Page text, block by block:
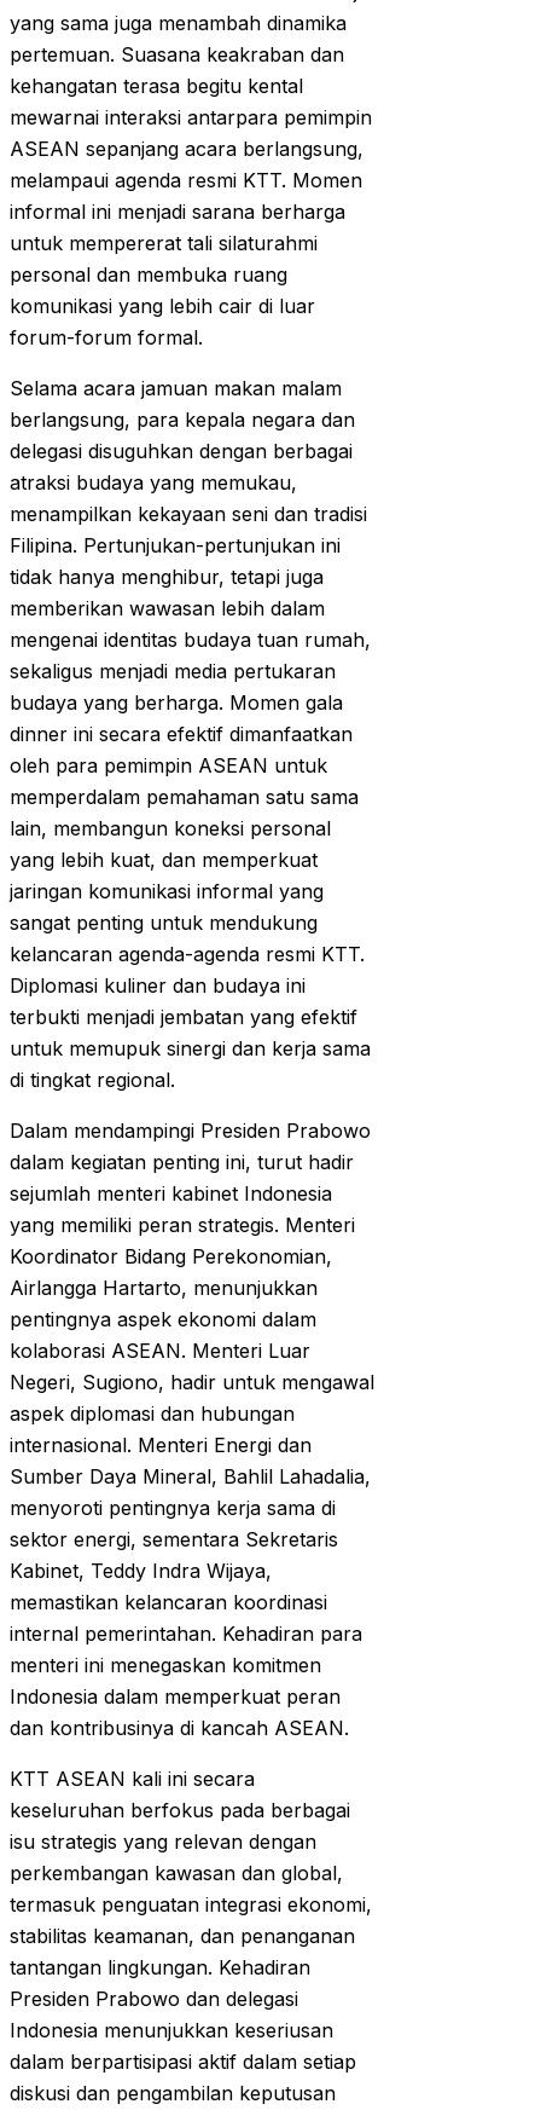
yang sama juga menambah dinamika
pertemuan. Suasana keakraban dan
kehangatan terasa begitu kental
mewarnai interaksi antarpara pemimpin
ASEAN sepanjang acara berlangsung,
melampaui agenda resmi KTT. Momen
informal ini menjadi sarana berharga
untuk mempererat tali silaturahmi
personal dan membuka ruang
komunikasi yang lebih cair di luar
forum-forum formal.
Selama acara jamuan makan malam
berlangsung, para kepala negara dan
delegasi disuguhkan dengan berbagai
atraksi budaya yang memukau,
menampilkan kekayaan seni dan tradisi
Filipina. Pertunjukan-pertunjukan ini
tidak hanya menghibur, tetapi juga
memberikan wawasan lebih dalam
mengenai identitas budaya tuan rumah,
sekaligus menjadi media pertukaran
budaya yang berharga. Momen gala
dinner ini secara efektif dimanfaatkan
oleh para pemimpin ASEAN untuk
memperdalam pemahaman satu sama
lain, membangun koneksi personal
yang lebih kuat, dan memperkuat
jaringan komunikasi informal yang
sangat penting untuk mendukung
kelancaran agenda-agenda resmi KTT.
Diplomasi kuliner dan budaya ini
terbukti menjadi jembatan yang efektif
untuk memupuk sinergi dan kerja sama
di tingkat regional.
Dalam mendampingi Presiden Prabowo
dalam kegiatan penting ini, turut hadir
sejumlah menteri kabinet Indonesia
yang memiliki peran strategis. Menteri
Koordinator Bidang Perekonomian,
Airlangga Hartarto, menunjukkan
pentingnya aspek ekonomi dalam
kolaborasi ASEAN. Menteri Luar
Negeri, Sugiono, hadir untuk mengawal
aspek diplomasi dan hubungan
internasional. Menteri Energi dan
Sumber Daya Mineral, Bahlil Lahadalia,
menyoroti pentingnya kerja sama di
sektor energi, sementara Sekretaris
Kabinet, Teddy Indra Wijaya,
memastikan kelancaran koordinasi
internal pemerintahan. Kehadiran para
menteri ini menegaskan komitmen
Indonesia dalam memperkuat peran
dan kontribusinya di kancah ASEAN.
KTT ASEAN kali ini secara
keseluruhan berfokus pada berbagai
isu strategis yang relevan dengan
perkembangan kawasan dan global,
termasuk penguatan integrasi ekonomi,
stabilitas keamanan, dan penanganan
tantangan lingkungan. Kehadiran
Presiden Prabowo dan delegasi
Indonesia menunjukkan keseriusan
dalam berpartisipasi aktif dalam setiap
diskusi dan pengambilan keputusan